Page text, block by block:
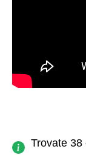
Trovate 38